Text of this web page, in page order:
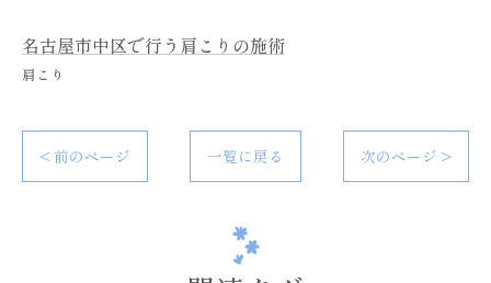
名古屋市中区で行う肩こりの施術
肩こり
< 前のページ 一覧に戻る 次のページ >